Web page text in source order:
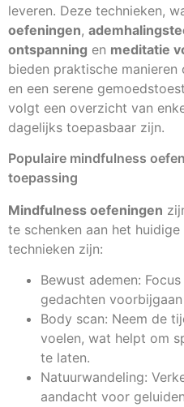
leveren. Deze technieken,
oefeningen,
ontspanning en meditatie
bieden praktische
en een serene
volgt een overzicht van
dagelijks toepasbaar zijn.
Populaire mindfulness
toepassing
Mindfulness oefeningen
te schenken aan het
technieken zijn:
Bewust ademen:
gedachten
Body scan: Neem de
voelen, wat helpt om
te laten.
Natuurwandeling:
aandacht voor